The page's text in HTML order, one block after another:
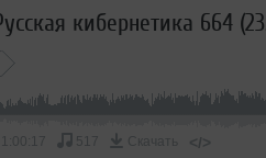
1:00:17 517 Скачать </>